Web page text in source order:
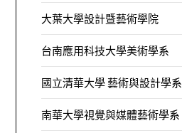
大葉大學設計暨藝術學院
台南應用科技大學美術學系
國立清華大學 藝術與設計學系
南華大學視覺與媒體藝術學系